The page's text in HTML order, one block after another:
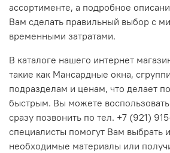
ассортименте, а подробное
Вам сделать правильный выбор с
временными затратами.
В каталоге нашего интернет
такие как Мансардные окна,
подразделам и ценам, что делает
быстрым. Вы можете
сразу позвонить по тел. +7 (921)
специалисты помогут Вам выбрать и
необходимые материалы или